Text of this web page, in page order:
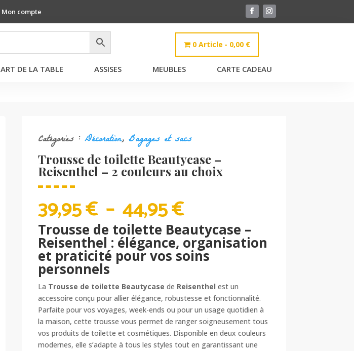
Mon compte
0 Article 0,00 €
ART DE LA TABLE ASSISES MEUBLES CARTE CADEAU
Catégories :Décoration,Bagages et sacs
Trousse de toilette Beautycase –
Reisenthel – 2 couleurs au choix
39,95€ – 44,95€PLAGE
DE
PRIX :
39,95 €
À
44,95 €
Trousse de toilette Beautycase –
Reisenthel : élégance, organisation
et praticité pour vos soins
personnels
La Trousse de toilette Beautycase de Reisenthel est un
accessoire conçu pour allier élégance, robustesse et fonctionnalité.
Parfaite pour vos voyages, week-ends ou pour un usage quotidien à
la maison, cette trousse vous permet de ranger soigneusement tous
vos produits de toilette et cosmétiques. Disponible en deux couleurs
modernes, elle s’adapte à tous les styles tout en garantissant une